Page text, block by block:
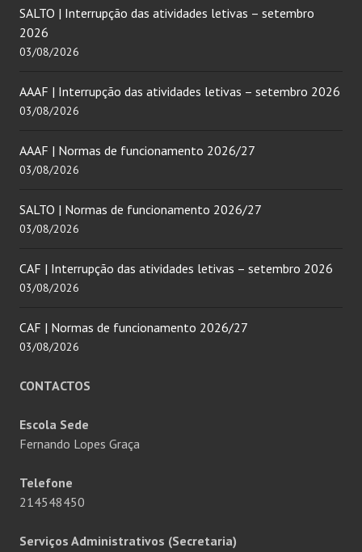
SALTO | Interrupção das atividades letivas – setembro
2026
03/08/2026
AAAF | Interrupção das atividades letivas – setembro 2026
03/08/2026
AAAF | Normas de funcionamento 2026/27
03/08/2026
SALTO | Normas de funcionamento 2026/27
03/08/2026
CAF | Interrupção das atividades letivas – setembro 2026
03/08/2026
CAF | Normas de funcionamento 2026/27
03/08/2026
CONTACTOS
Escola Sede
Fernando Lopes Graça
Telefone
214548450
Serviços Administrativos (Secretaria)